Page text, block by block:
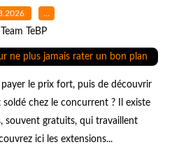
…
TeBP
le prix fort, puis de découvrir
soldé chez le concurrent ? Il existe
souvent gratuits, qui travaillent
ici les extensions...